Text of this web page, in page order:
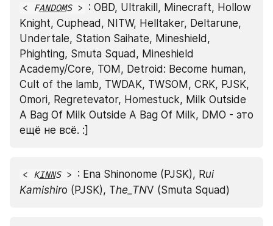
< FANDOMS > : OBD, Ultrakill, Minecraft, Hollow
Knight, Cuphead, NITW, Helltaker, Deltarune,
Undertale, Station Saihate, Mineshield,
Phighting, Smuta Squad, Mineshield
Academy/Core, TOM, Detroid: Become human,
Cult of the lamb, TWDAK, TWSOM, CRK, PJSK,
Omori, Regretevator, Homestuck, Milk Outside
A Bag Of Milk Outside A Bag Of Milk, DMO - это
ещё не всё. :]
< KINNS > : Ena Shinonome (PJSK), Rui
Kamishiro (PJSK), The_TNV (Smuta Squad)